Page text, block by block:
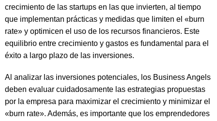
crecimiento de las startups en las que invierten, al tiempo
que implementan prácticas y medidas que limiten el «burn
rate» y optimicen el uso de los recursos financieros. Este
equilibrio entre crecimiento y gastos es fundamental para el
éxito a largo plazo de las inversiones.
Al analizar las inversiones potenciales, los Business Angels
deben evaluar cuidadosamente las estrategias propuestas
por la empresa para maximizar el crecimiento y minimizar el
«burn rate». Además, es importante que los emprendedores